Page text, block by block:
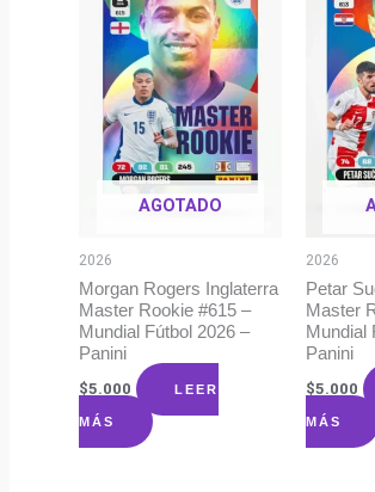
AGOTADO
2026
Morgan Rogers Inglaterra
Master Rookie #615 –
Mundial Fútbol 2026 –
Panini
$5.000 LEER
MÁS
2026
Petar
Master
Mundial
Panini
$5.000
MÁS